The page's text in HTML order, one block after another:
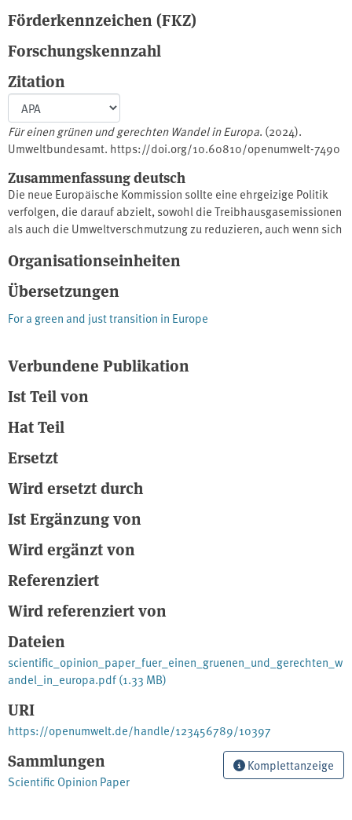
Förderkennzeichen (FKZ)
Forschungskennzahl
Zitation
Für einen grünen und gerechten Wandel in Europa. (2024).
Umweltbundesamt. https://doi.org/10.60810/openumwelt-7490
Zusammenfassung deutsch
Die neue Europäische Kommission sollte eine ehrgeizige Politik
verfolgen, die darauf abzielt, sowohl die Treibhausgasemissionen
als auch die Umweltverschmutzung zu reduzieren, auch wenn sich
diesem Scientific Opinion Paper finden Sie Empfehlungen des
Umweltbundesamtes (UBA) und des Bundesamtes für
Naturschutz (BfN), um der Klima-, Umwelt- und Naturschutzpolitik
neue Impulse zu geben.
Organisationseinheiten
Übersetzungen
For a green and just transition in Europe
Verbundene Publikation
Ist Teil von
Hat Teil
Ersetzt
Wird ersetzt durch
Ist Ergänzung von
Wird ergänzt von
Referenziert
Wird referenziert von
Dateien
scientific_opinion_paper_fuer_einen_gruenen_und_gerechten_w
andel_in_europa.pdf(1.33 MB)
URI
https://openumwelt.de/handle/123456789/10397
Sammlungen
Scientific Opinion Paper
Komplettanzeige